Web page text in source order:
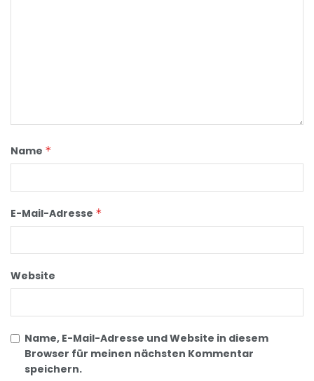
Name *
E-Mail-Adresse *
Website
Name, E-Mail-Adresse und Website in diesem
Browser für meinen nächsten Kommentar
speichern.